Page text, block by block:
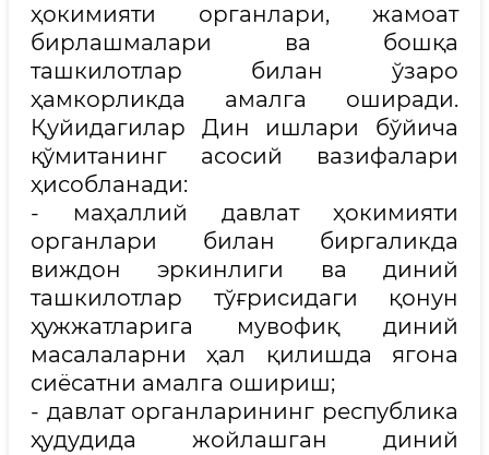
ҳокимияти органлари, жамоат
бирлашмалари ва бошқа
ташкилотлар билан ўзаро
ҳамкорликда амалга оширади.
Қуйидагилар Дин ишлари бўйича
қўмитанинг асосий вазифалари
ҳисобланади:
- маҳаллий давлат ҳокимияти
органлари билан биргаликда
виждон эркинлиги ва диний
ташкилотлар тўғрисидаги қонун
ҳужжатларига мувофиқ диний
масалаларни ҳал қилишда ягона
сиёсатни амалга ошириш;
- давлат органларининг республика
ҳудудида жойлашган диний